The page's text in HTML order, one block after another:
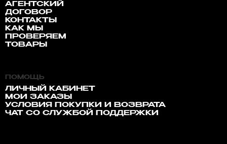
АГЕНТСКИЙ
ДОГОВОР
КОНТАКТЫ
КАК МЫ
ПРОВЕРЯЕМ
ТОВАРЫ
ПОМОЩЬ
ЛИЧНЫЙ КАБИНЕТ
МОИ ЗАКАЗЫ
УСЛОВИЯ ПОКУПКИ И ВОЗВРАТА
ЧАТ СО СЛУЖБОЙ ПОДДЕРЖКИ